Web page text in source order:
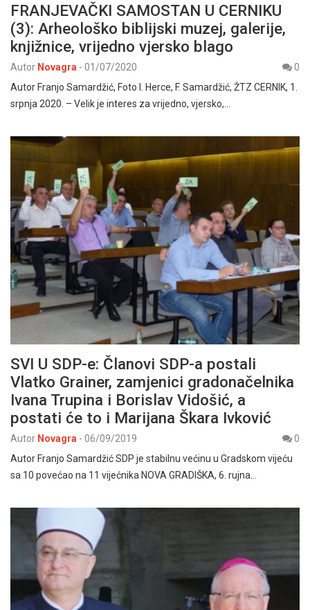
FRANJEVAČKI SAMOSTAN U CERNIKU
(3): Arheološko biblijski muzej, galerije,
knjižnice, vrijedno vjersko blago
Autor Novagra - 01/07/2020
0
Autor Franjo Samardžić, Foto I. Herce, F. Samardžić, ŽTZ CERNIK, 1.
srpnja 2020. – Velik je interes za vrijedno, vjersko,…
SVI U SDP-e: Članovi SDP-a postali
Vlatko Grainer, zamjenici gradonačelnika
Ivana Trupina i Borislav Vidošić, a
postati će to i Marijana Škara Ivković
Autor Novagra - 06/09/2019
0
Autor Franjo Samardžić SDP je stabilnu većinu u Gradskom vijeću
sa 10 povećao na 11 vijećnika NOVA GRADIŠKA, 6. rujna…